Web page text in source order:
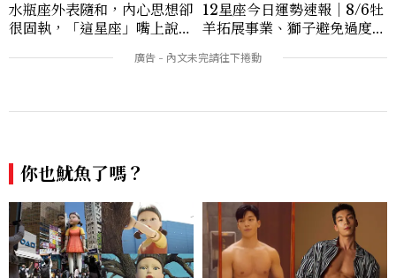
水瓶座外表隨和，內心思想卻
很固執，「這星座」嘴上說都
選！12星座最難被改變的一
12星座今日運勢速報｜8/6牡
羊拓展事業、獅子避免過度借
你也魷魚了嗎？